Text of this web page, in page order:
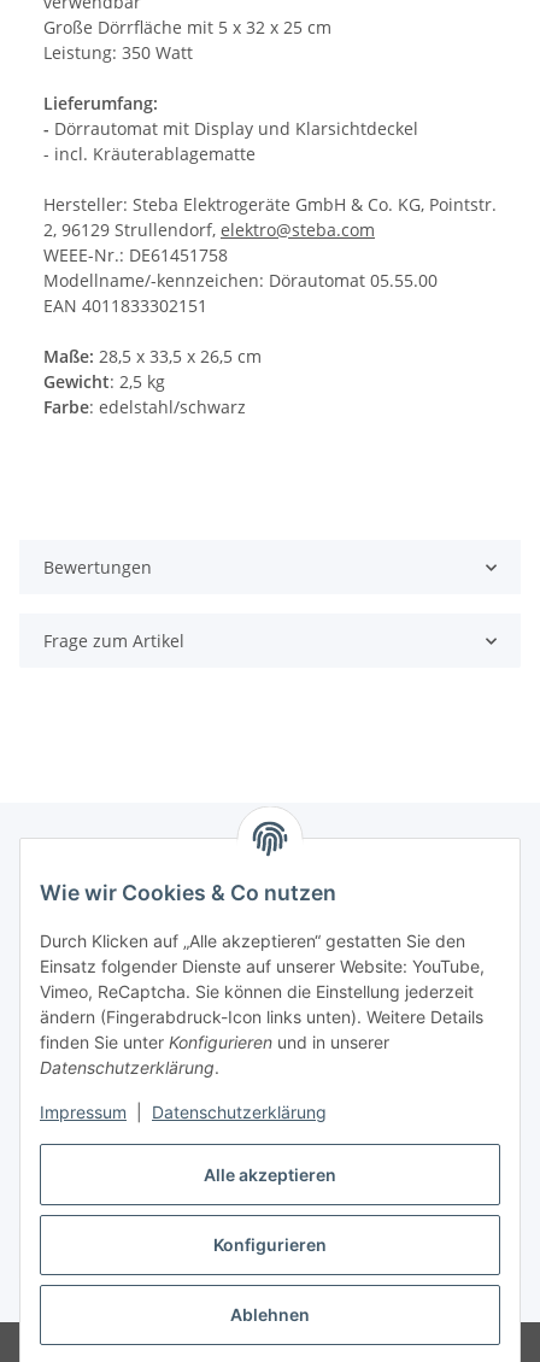
Alle akzeptieren
Konfigurieren
Ablehnen
Wie wir Cookies & Co nutzen
Durch Klicken auf „Alle akzeptieren“ gestatten Sie den
Einsatz folgender Dienste auf unserer Website: YouTube,
Vimeo, ReCaptcha. Sie können die Einstellung jederzeit
ändern (Fingerabdruck-Icon links unten). Weitere Details
finden Sie unter Konfigurieren und in unserer
Datenschutzerklärung.
Impressum Datenschutzerklärung
Große Dörrfläche mit 5 x 32 x 25 cm
Leistung: 350 Watt
Lieferumfang:
- Dörrautomat mit Display und Klarsichtdeckel
- incl. Kräuterablagematte
Hersteller: Steba Elektrogeräte GmbH & Co. KG, Pointstr.
2, 96129 Strullendorf, elektro@steba.com
WEEE-Nr.: DE61451758
Modellname/-kennzeichen: Dörautomat 05.55.00
EAN 4011833302151
Maße: 28,5 x 33,5 x 26,5 cm
Gewicht: 2,5 kg
Farbe: edelstahl/schwarz
Bewertungen
Frage zum Artikel
Zahlungsmöglichkeiten
Versandinformationen
Gesetzliche Informationen
Vertrag widerrufen
* Alle Preise inkl. gesetzlicher USt., zzgl.Versand
© Made with ❤ in Sachsen © WebSachse GmbH